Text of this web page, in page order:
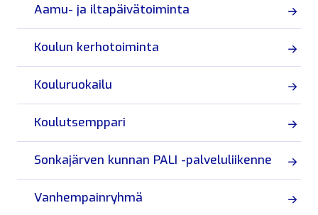
Aamu- ja iltapäivätoiminta
Koulun kerhotoiminta
Kouluruokailu
Koulutsemppari
Sonkajärven kunnan PALI -palveluliikenne
Vanhempainryhmä